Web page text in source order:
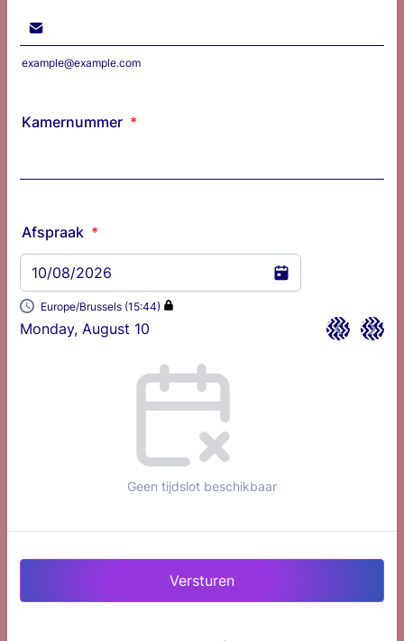
example@example.com
Kamernummer *
Afspraak *
10/08/2026
Monday, August 10 < >
Geen tijdslot beschikbaar
Europe/Brussels (15:44)
Versturen